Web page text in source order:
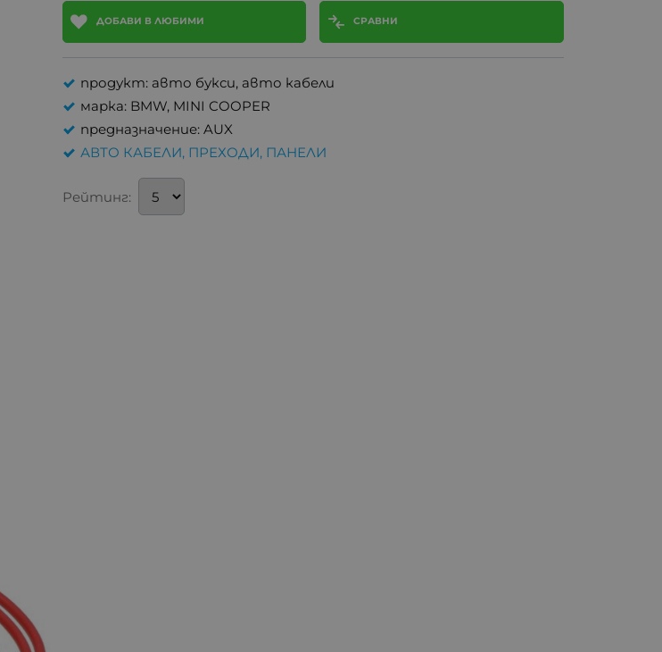
ДОБАВИ В ЛЮБИМИ СРАВНИ
продукт: авто букси, авто кабели
марка: BMW, MINI COOPER
предназначение: AUX
АВТО КАБЕЛИ, ПРЕХОДИ, ПАНЕЛИ
Рейтинг: